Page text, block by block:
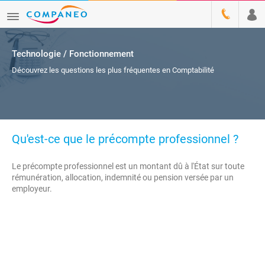
Technologie / Fonctionnement
Découvrez les questions les plus fréquentes en Comptabilité
Qu'est-ce que le précompte professionnel ?
Le précompte professionnel est un montant dû à l'État sur toute
rémunération, allocation, indemnité ou pension versée par un
employeur.